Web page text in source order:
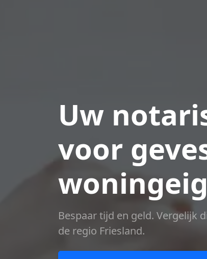
Uw
voor
Bespaar tijd en geld. Vergelijk
de regio Friesland.